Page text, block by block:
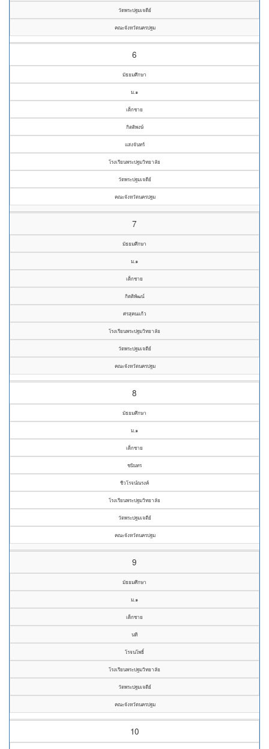
วัดพระปฐมเจดีย์
คณะจังหวัดนครปฐม
6
มัธยมศึกษา
ม.๑
เด็กชาย
กิตติพงษ์
แสงจันทร์
โรงเรียนพระปฐมวิทยาลัย
วัดพระปฐมเจดีย์
คณะจังหวัดนครปฐม
7
มัธยมศึกษา
ม.๑
เด็กชาย
กิตติพัฒน์
ศรสุคนแก้ว
โรงเรียนพระปฐมวิทยาลัย
วัดพระปฐมเจดีย์
คณะจังหวัดนครปฐม
8
มัธยมศึกษา
ม.๑
เด็กชาย
ชนินทร
ชีวโรจน์ณรงค์
โรงเรียนพระปฐมวิทยาลัย
วัดพระปฐมเจดีย์
คณะจังหวัดนครปฐม
9
มัธยมศึกษา
ม.๑
เด็กชาย
นที
โรจนโพธิ์
โรงเรียนพระปฐมวิทยาลัย
วัดพระปฐมเจดีย์
คณะจังหวัดนครปฐม
10